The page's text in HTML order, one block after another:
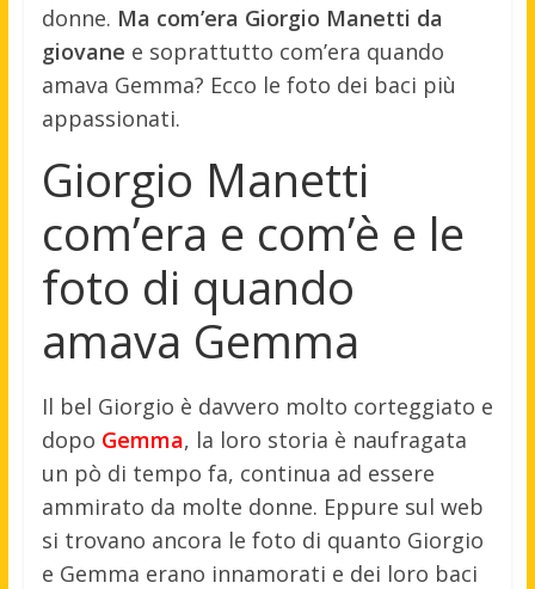
donne. Ma com’era Giorgio Manetti da
giovane e soprattutto com’era quando
amava Gemma? Ecco le foto dei baci più
appassionati.
Giorgio Manetti
com’era e com’è e le
foto di quando
amava Gemma
Il bel Giorgio è davvero molto corteggiato e
dopo Gemma, la loro storia è naufragata
un pò di tempo fa, continua ad essere
ammirato da molte donne. Eppure sul web
si trovano ancora le foto di quanto Giorgio
e Gemma erano innamorati e dei loro baci